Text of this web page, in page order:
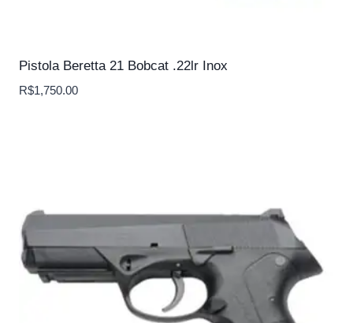
Pistola Beretta 21 Bobcat .22lr Inox
R$1,750.00